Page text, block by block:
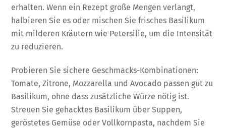
erhalten. Wenn ein Rezept große Mengen verlangt,
halbieren Sie es oder mischen Sie frisches Basilikum
mit milderen Kräutern wie Petersilie, um die Intensität
zu reduzieren.
Probieren Sie sichere Geschmacks-Kombinationen:
Tomate, Zitrone, Mozzarella und Avocado passen gut zu
Basilikum, ohne dass zusätzliche Würze nötig ist.
Streuen Sie gehacktes Basilikum über Suppen,
geröstetes Gemüse oder Vollkornpasta, nachdem Sie